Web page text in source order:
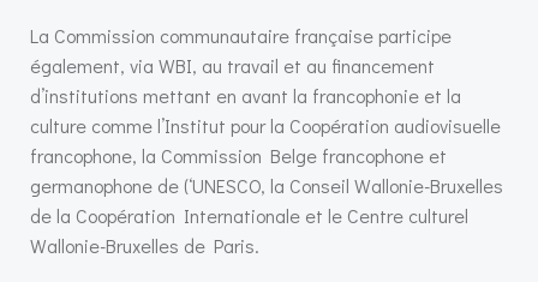
La Commission communautaire française participe
également, via WBI, au travail et au financement
d’institutions mettant en avant la francophonie et la
culture comme l’Institut pour la Coopération audiovisuelle
francophone, la Commission Belge francophone et
germanophone de (‘UNESCO, la Conseil Wallonie-Bruxelles
de la Coopération Internationale et le Centre culturel
Wallonie-Bruxelles de Paris.